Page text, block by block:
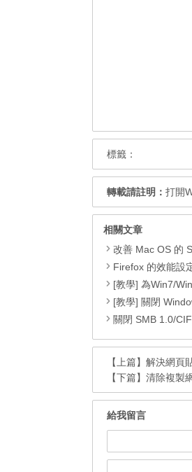
標籤：
轉載請註明： 打開
相關文章
改善 Mac OS 的
Firefox 的效能設
[教學] 為Win7/
[教學] 關閉
關閉 SMB 1.0/
【上篇】 解決網頁
【下篇】 清除複製
給我留言